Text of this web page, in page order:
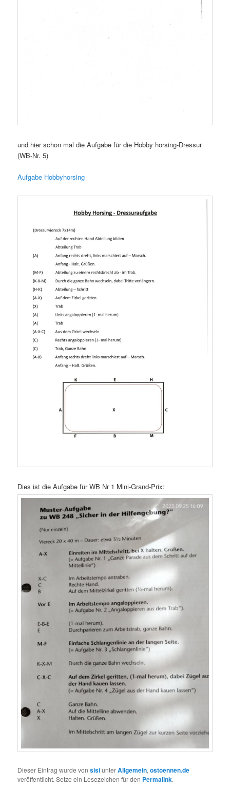
und hier schon mal die Aufgabe für die Hobby horsing-Dressur
(WB-Nr. 5)
Aufgabe Hobbyhorsing
Dies ist die Aufgabe für WB Nr 1 Mini-Grand-Prix:
Dieser Eintrag wurde vonsisiunterAllgemein,ostoennen.de
veröffentlicht. Setze ein Lesezeichen für den Permalink.